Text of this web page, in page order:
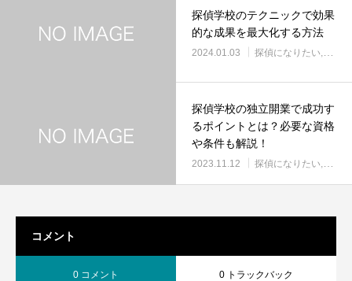
探偵学校のテクニックで効果
的な成果を最大化する方法
2024.01.03 探偵になりたい
探偵学校の独立開業で成功す
るポイントとは？必要な資格
や条件も解説！
2023.11.12 探偵になりたい
コメント
0 コメント 0 トラックバック